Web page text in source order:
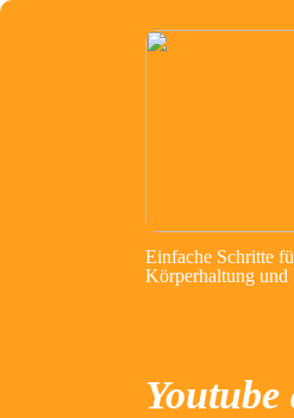
Einfache Schritte
Körperhaltung und